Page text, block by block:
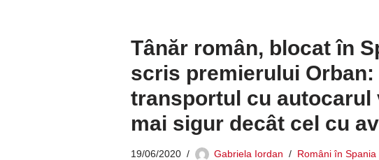
Tânăr român, blocat în
scris premierului Orban:
transportul cu autocarul
mai sigur decât cel cu
19/06/2020 Gabriela Iordan Români în Spania